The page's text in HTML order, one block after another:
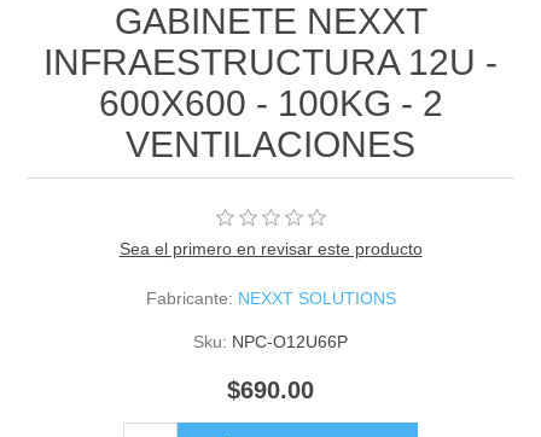
GABINETE NEXXT
INFRAESTRUCTURA 12U -
600X600 - 100KG - 2
VENTILACIONES
Sea el primero en revisar este producto
Fabricante: NEXXT SOLUTIONS
Sku: NPC-O12U66P
$690.00